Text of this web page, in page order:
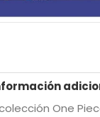
One